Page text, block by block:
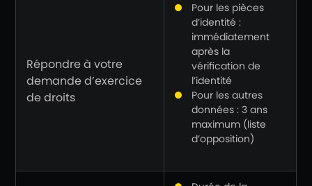
Répondre à votre
demande d’exercice
de droits
Pour les pièces
d’identité :
immédiatement
après la
vérification de
l’identité
Pour les autres
données : 3 ans
maximum (liste
d’opposition)